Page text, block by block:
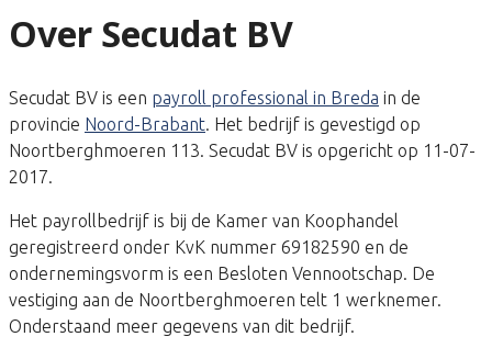
Over Secudat BV
Secudat BV is een payroll professional in Breda in de
provincie Noord-Brabant. Het bedrijf is gevestigd op
Noortberghmoeren 113. Secudat BV is opgericht op 11-07-
2017.
Het payrollbedrijf is bij de Kamer van Koophandel
geregistreerd onder KvK nummer 69182590 en de
ondernemingsvorm is een Besloten Vennootschap. De
vestiging aan de Noortberghmoeren telt 1 werknemer.
Onderstaand meer gegevens van dit bedrijf.